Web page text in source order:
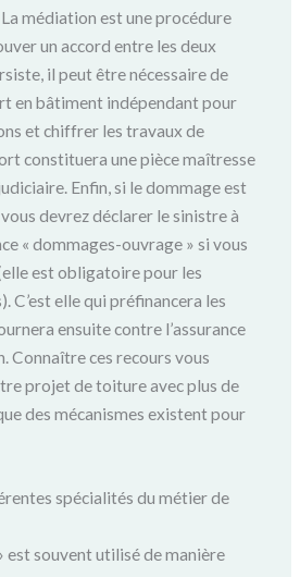
médiation est une procédure
un accord entre les deux
il peut être nécessaire de
en bâtiment indépendant pour
et chiffrer les travaux de
constituera une pièce maîtresse
Enfin, si le dommage est
devrez déclarer le sinistre à
« dommages-ouvrage » si vous
est obligatoire pour les
C’est elle qui préfinancera les
ensuite contre l’assurance
Connaître ces recours vous
projet de toiture avec plus de
des mécanismes existent pour
spécialités du métier de
est souvent utilisé de manière